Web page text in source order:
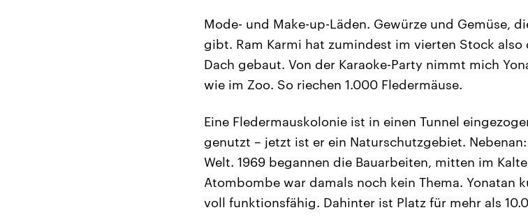
Mode- und Make-up-Läden. Gewürze und Gemüse,
gibt. Ram Karmi hat zumindest im vierten Stock
Dach gebaut. Von der Karaoke-Party nimmt mich
wie im Zoo. So riechen 1.000 Fledermäuse.
Eine Fledermauskolonie ist in einen Tunnel
genutzt – jetzt ist er ein Naturschutzgebiet.
Welt. 1969 begannen die Bauarbeiten, mitten im
Atombombe war damals noch kein Thema. Yonatan
voll funktionsfähig. Dahinter ist Platz für mehr als